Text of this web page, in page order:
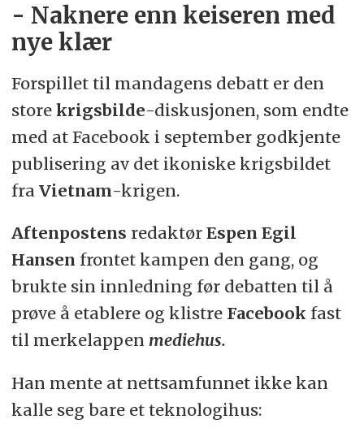
- Naknere enn keiseren med
nye klær
Forspillet til mandagens debatt er den
store krigsbilde-diskusjonen, som endte
med at Facebook i september godkjente
publisering av det ikoniske krigsbildet
fra Vietnam-krigen.
Aftenpostens redaktør Espen Egil
Hansen frontet kampen den gang, og
brukte sin innledning før debatten til å
prøve å etablere og klistre Facebook fast
til merkelappen mediehus.
Han mente at nettsamfunnet ikke kan
kalle seg bare et teknologihus: